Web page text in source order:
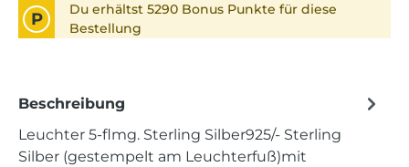
P
Du erhältst 5290 Bonus Punkte für diese
Bestellung
Beschreibung
Leuchter 5-flmg. Sterling Silber925/- Sterling
Silber (gestempelt am Leuchterfuß)mit